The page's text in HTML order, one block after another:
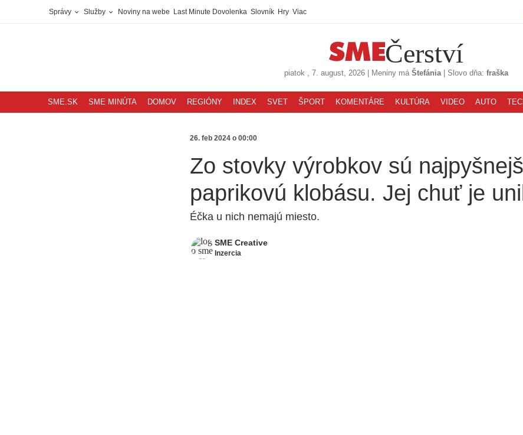
Správy Služby Noviny na webe Last Minute Dovolenka Slovník Hry Viac
Čerství
piatok , 7. august, 2026 Meniny má Štefánia| Slovo dňa: fraška
SME.SK SME MINÚTA DOMOV REGIÓNY INDEX SVET ŠPORT KOMENTÁRE KULTÚRA VIDEO AUTO
26. feb 2024 o 00:00
Zo stovky výrobkov sú
paprikovú klobásu. Jej chuť je
Éčka u nich nemajú miesto.
SME Creative
Inzercia